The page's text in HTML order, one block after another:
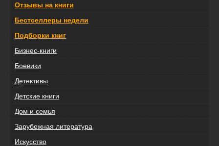
Отзывы на книги
Бестселлеры недели
Подборки книг
Бизнес-книги
Боевики
Детективы
Детские книги
Дом и семья
Зарубежная литература
Искусство